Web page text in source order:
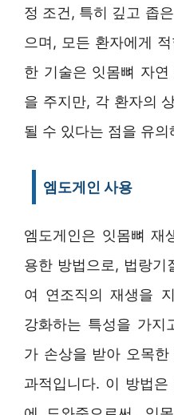
정 조건, 특히 깊고 좁
으며, 모든 환자에게
한 기술은 잇몸뼈 자
을 주지만, 각 환자의
될 수 있다는 점을 유의
엠도게인 사용
엠도게인은 잇몸뼈 재
용한 방법으로, 법랑기
여 연조직의 재생을
강화하는 특성을 가지
가 손상을 받아 오목
과적입니다. 이 방법